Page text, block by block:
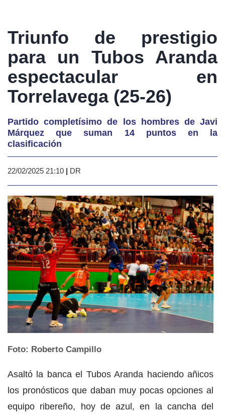
Triunfo de prestigio
para un Tubos Aranda
espectacular en
Torrelavega (25-26)
Partido completísimo de los hombres de Javi
Márquez que suman 14 puntos en la
clasificación
22/02/2025 21:10 | DR
Foto: Roberto Campillo
Asaltó la banca el Tubos Aranda haciendo añicos
los pronósticos que daban muy pocas opciones al
equipo ribereño, hoy de azul, en la cancha del